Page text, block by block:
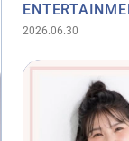
2026.06.30